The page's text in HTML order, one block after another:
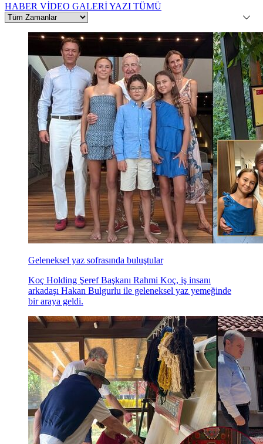
HABER VİDEO GALERİYAZI TÜMÜ
Geleneksel yaz sofrasında buluştular
Koç Holding Şeref Başkanı Rahmi Koç, iş insanı
arkadaşı Hakan Bulgurlu ile geleneksel yaz yemeğinde
bir araya geldi.